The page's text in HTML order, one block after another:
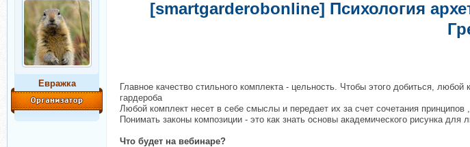
Евражкa
[smartgarderobonline] Психология
Главное качество стильного комплекта - цельность. Чтобы этого добиться,
гардероба
Любой комплект несет в себе смыслы и передает их за счет сочетания принципов
Понимать законы композиции - это как знать основы академического рисунка для
Что будет на вебинаре?